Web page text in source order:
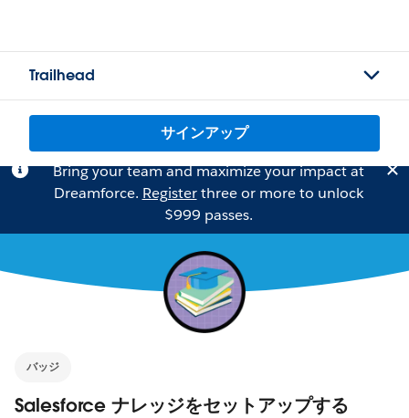
Trailhead
サインアップ
Bring your team and maximize your impact at
Dreamforce. Registerthree or more to unlock
$999 passes.
バッジ
Salesforce ナレッジをセットアップする